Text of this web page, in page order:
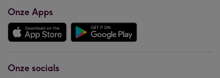
Onze Apps
Onze socials